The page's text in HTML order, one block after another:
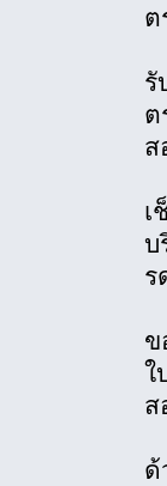
ต
รั
ต
ส
เ
บ
ร
ข
ใ
ส
ด้